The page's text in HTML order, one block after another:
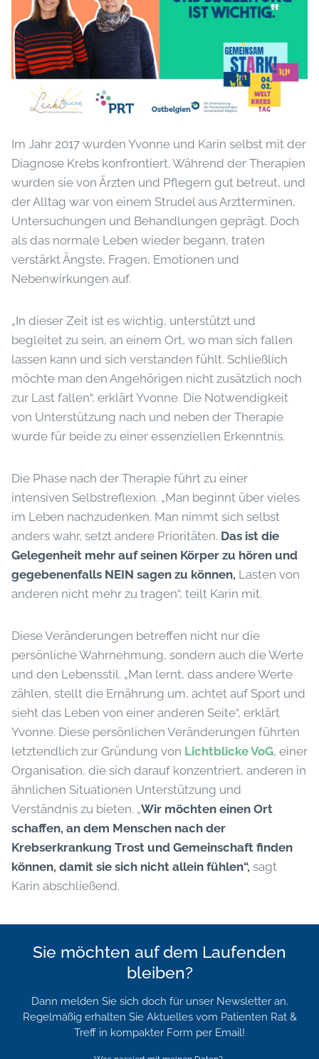
Im Jahr 2017 wurden Yvonne und Karin selbst mit der
Diagnose Krebs konfrontiert. Während der Therapien
wurden sie von Ärzten und Pflegern gut betreut, und
der Alltag war von einem Strudel aus Arztterminen,
Untersuchungen und Behandlungen geprägt. Doch
als das normale Leben wieder begann, traten
verstärkt Ängste, Fragen, Emotionen und
Nebenwirkungen auf.
„In dieser Zeit ist es wichtig, unterstützt und
begleitet zu sein, an einem Ort, wo man sich fallen
lassen kann und sich verstanden fühlt. Schließlich
möchte man den Angehörigen nicht zusätzlich noch
zur Last fallen“, erklärt Yvonne. Die Notwendigkeit
von Unterstützung nach und neben der Therapie
wurde für beide zu einer essenziellen Erkenntnis.
Die Phase nach der Therapie führt zu einer
intensiven Selbstreflexion. „Man beginnt über vieles
im Leben nachzudenken. Man nimmt sich selbst
anders wahr, setzt andere Prioritäten. Das ist die
Gelegenheit mehr auf seinen Körper zu hören und
gegebenenfalls NEIN sagen zu können, Lasten von
anderen nicht mehr zu tragen“, teilt Karin mit.
Diese Veränderungen betreffen nicht nur die
persönliche Wahrnehmung, sondern auch die Werte
und den Lebensstil. „Man lernt, dass andere Werte
zählen, stellt die Ernährung um, achtet auf Sport und
sieht das Leben von einer anderen Seite“, erklärt
Yvonne. Diese persönlichen Veränderungen führten
letztendlich zur Gründung von Lichtblicke VoG, einer
Organisation, die sich darauf konzentriert, anderen in
ähnlichen Situationen Unterstützung und
Verständnis zu bieten. „Wir möchten einen Ort
schaffen, an dem Menschen nach der
Krebserkrankung Trost und Gemeinschaft finden
können, damit sie sich nicht allein fühlen“, sagt
Karin abschließend.
Sie möchten auf dem Laufenden
bleiben?
Dann melden Sie sich doch für unser Newsletter an.
Regelmäßig erhalten Sie Aktuelles vom Patienten Rat &
Treff in kompakter Form per Email!